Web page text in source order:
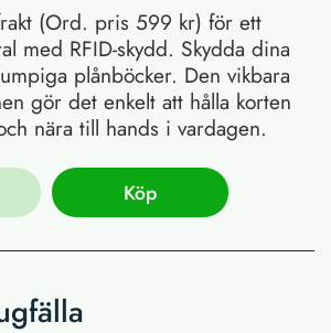
(Ord. pris 599 kr) för ett
med RFID-skydd. Skydda dina
plånböcker. Den vikbara
gör det enkelt att hålla korten
nära till hands i vardagen.
Köp